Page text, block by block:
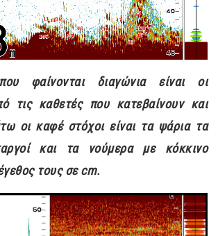
φαίνονται διαγώνια είναι οι
τις καθετές που κατεβαίνουν και
οι καφέ στόχοι είναι τα ψάρια τα
και τα νούμερα με κόκκινο
τους σε cm.